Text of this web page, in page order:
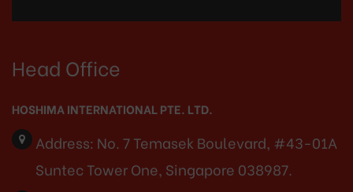
Head Office
HOSHIMA INTERNATIONAL PTE. LTD.
Address: No. 7 Temasek Boulevard, #43-01A
Suntec Tower One, Singapore 038987.